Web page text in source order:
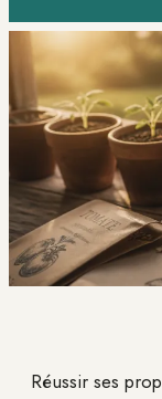
Réussir ses